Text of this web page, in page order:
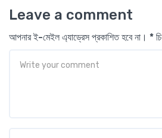
Leave a comment
আপনার ই-মেইল এ্যাড্রেস প্রকাশিত হবে না। *